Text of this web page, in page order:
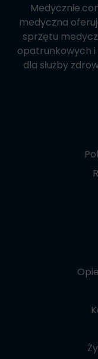
medyczna
sprzętu
opatrunkowych i
dla służby